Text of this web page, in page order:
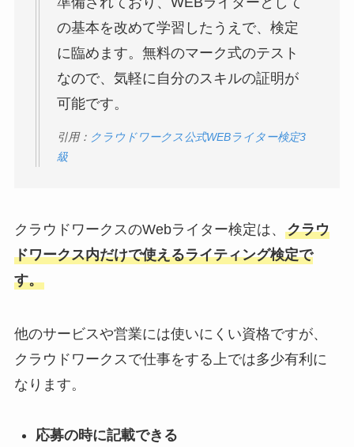
の基本を改めて学習したうえで、検定
に臨めます。無料のマーク式のテスト
なので、気軽に自分のスキルの証明が
可能です。
引用： クラウドワークス公式WEBライター検定3
級
クラウドワークスのWebライター検定は、 クラウ
ドワークス内だけで使えるライティング検定で
す。
他のサービスや営業には使いにくい資格ですが、
クラウドワークスで仕事をする上では多少有利に
なります。
応募の時に記載できる